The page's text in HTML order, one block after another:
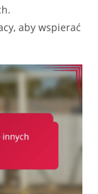
aby wspierać